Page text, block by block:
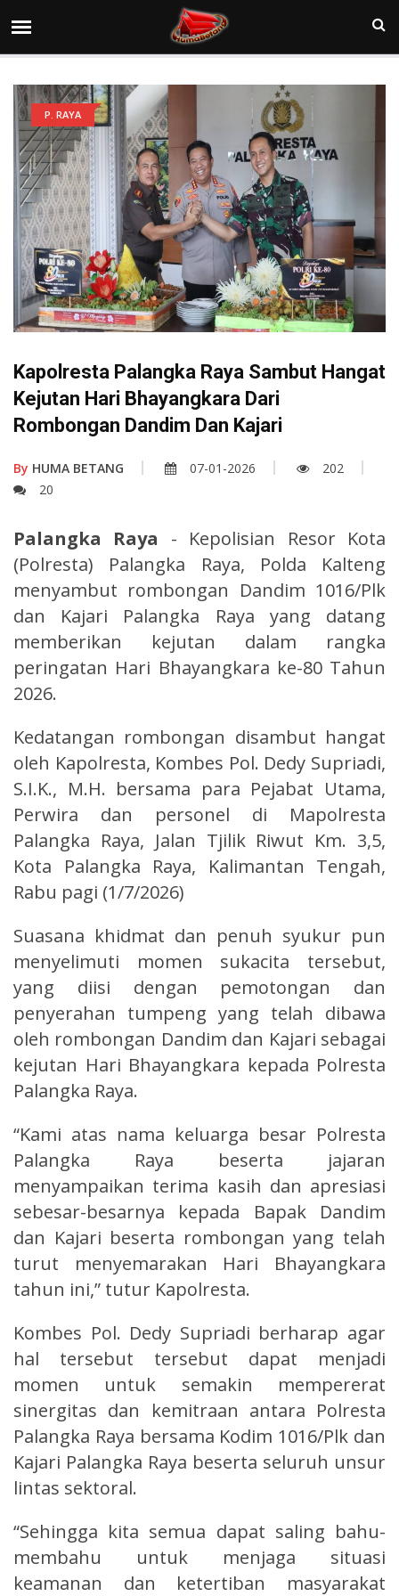
P. RAYA
Kapolresta Palangka Raya Sambut Hangat
Kejutan Hari Bhayangkara Dari
Rombongan Dandim Dan Kajari
By HUMA BETANG 07-01-2026
202
20
Palangka Raya - Kepolisian Resor Kota
(Polresta) Palangka Raya, Polda Kalteng
menyambut rombongan Dandim 1016/Plk
dan Kajari Palangka Raya yang datang
memberikan kejutan dalam rangka
peringatan Hari Bhayangkara ke-80 Tahun
2026.
Kedatangan rombongan disambut hangat
oleh Kapolresta, Kombes Pol. Dedy Supriadi,
S.I.K., M.H. bersama para Pejabat Utama,
Perwira dan personel di Mapolresta
Palangka Raya, Jalan Tjilik Riwut Km. 3,5,
Kota Palangka Raya, Kalimantan Tengah,
Rabu pagi (1/7/2026)
Suasana khidmat dan penuh syukur pun
menyelimuti momen sukacita tersebut,
yang diisi dengan pemotongan dan
penyerahan tumpeng yang telah dibawa
oleh rombongan Dandim dan Kajari sebagai
kejutan Hari Bhayangkara kepada Polresta
Palangka Raya.
“Kami atas nama keluarga besar Polresta
Palangka Raya beserta jajaran
menyampaikan terima kasih dan apresiasi
sebesar-besarnya kepada Bapak Dandim
dan Kajari beserta rombongan yang telah
turut menyemarakan Hari Bhayangkara
tahun ini,” tutur Kapolresta.
Kombes Pol. Dedy Supriadi berharap agar
hal tersebut tersebut dapat menjadi
momen untuk semakin mempererat
sinergitas dan kemitraan antara Polresta
Palangka Raya bersama Kodim 1016/Plk dan
Kajari Palangka Raya beserta seluruh unsur
lintas sektoral.
“Sehingga kita semua dapat saling bahu-
membahu untuk menjaga situasi
keamanan dan ketertiban masyarakat